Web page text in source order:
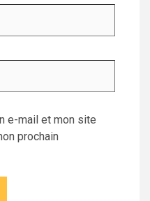
e-mail et mon site
prochain